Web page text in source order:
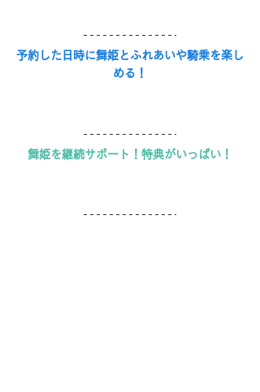
予約した日時に舞姫とふれあいや騎乗を楽し
める！
舞姫を継続サポート！特典がいっぱい！